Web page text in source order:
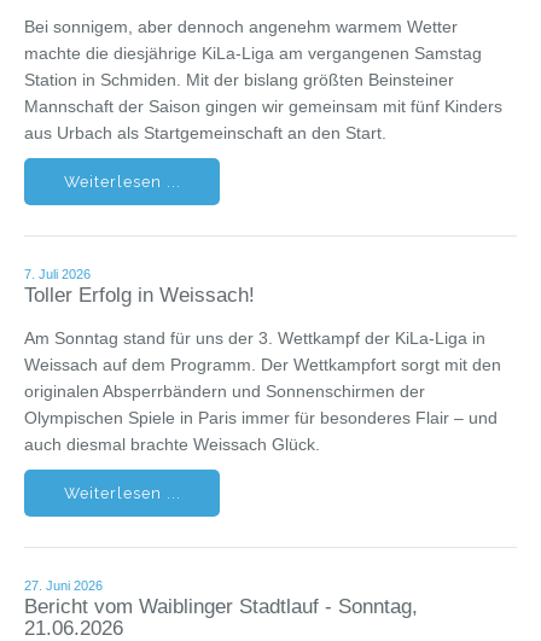
Bei sonnigem, aber dennoch angenehm warmem Wetter
machte die diesjährige KiLa-Liga am vergangenen Samstag
Station in Schmiden. Mit der bislang größten Beinsteiner
Mannschaft der Saison gingen wir gemeinsam mit fünf Kinders
aus Urbach als Startgemeinschaft an den Start.
Weiterlesen ...
7. Juli 2026
Toller Erfolg in Weissach!
Am Sonntag stand für uns der 3. Wettkampf der KiLa-Liga in
Weissach auf dem Programm. Der Wettkampfort sorgt mit den
originalen Absperrbändern und Sonnenschirmen der
Olympischen Spiele in Paris immer für besonderes Flair – und
auch diesmal brachte Weissach Glück.
Weiterlesen ...
27. Juni 2026
Bericht vom Waiblinger Stadtlauf - Sonntag,
21.06.2026